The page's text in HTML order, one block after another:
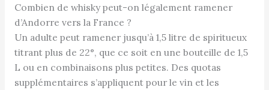
Combien de whisky peut-on légalement ramener
d’Andorre vers la France ?
Un adulte peut ramener jusqu’à 1,5 litre de spiritueux
titrant plus de 22°, que ce soit en une bouteille de 1,5
L ou en combinaisons plus petites. Des quotas
supplémentaires s’appliquent pour le vin et les